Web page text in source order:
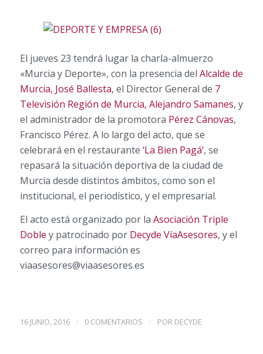
El jueves 23 tendrá lugar la charla-almuerzo
«Murcia y Deporte», con la presencia del Alcalde de
Murcia, José Ballesta, el Director General de 7
Televisión Región de Murcia, Alejandro Samanes, y
el administrador de la promotora Pérez Cánovas,
Francisco Pérez. A lo largo del acto, que se
celebrará en el restaurante ‘La Bien Pagá’, se
repasará la situación deportiva de la ciudad de
Murcia desde distintos ámbitos, como son el
institucional, el periodístico, y el empresarial.
El acto está organizado por la Asociación Triple
Doble y patrocinado por Decyde VíaAsesores, y el
correo para información es
viaasesores@viaasesores.es
16 JUNIO, 2016 / 0 COMENTARIOS / POR DECYDE